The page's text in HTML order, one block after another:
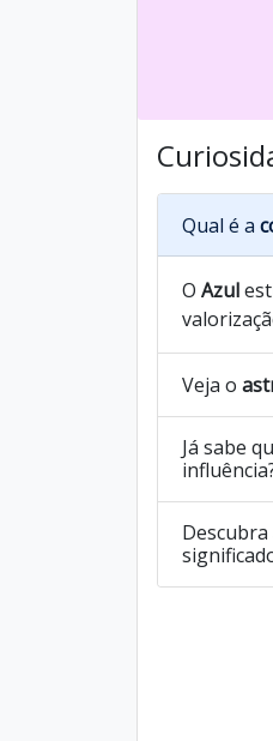
Qual é a
O Azul
Veja o
Já sabe
Descubra